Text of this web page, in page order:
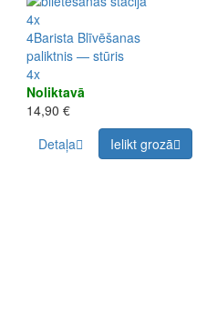
4x
4Barista Blīvēšanas
paliktnis — stūris
4x
Noliktavā
14,90 €
Detaļa
Ielikt grozā